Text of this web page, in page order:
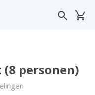
(8 personen)